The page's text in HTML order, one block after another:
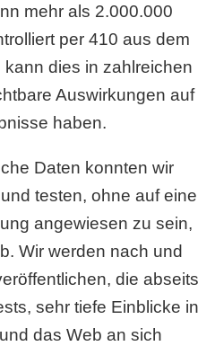
mehr als 2.000.000
per 410 aus dem
dies in zahlreichen
Auswirkungen auf
haben.
Daten konnten wir
testen, ohne auf eine
angewiesen zu sein,
Wir werden nach und
die abseits
sehr tiefe Einblicke in
das Web an sich